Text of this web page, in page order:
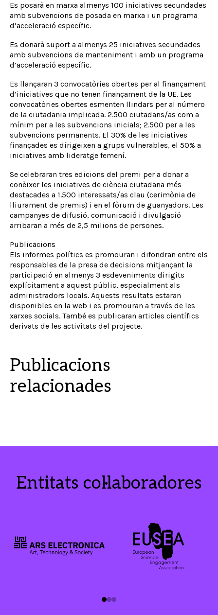
Es posarà en marxa almenys 100 iniciatives secundades
amb subvencions de posada en marxa i un programa
d’acceleració específic.
Es donarà suport a almenys 25 iniciatives secundades
amb subvencions de manteniment i amb un programa
d’acceleració específic.
Es llançaran 3 convocatòries obertes per al finançament
d’iniciatives que no tenen finançament de la UE. Les
convocatòries obertes esmenten llindars per al número
de la ciutadania implicada. 2.500 ciutadans/as com a
mínim per a les subvencions inicials; 2.500 per a les
subvencions permanents. El 30% de les iniciatives
finançades es dirigeixen a grups vulnerables, el 50% a
iniciatives amb lideratge femení.
Se celebraran tres edicions del premi per a donar a
conèixer les iniciatives de ciència ciutadana més
destacades a 1.500 interessats/as clau (cerimònia de
lliurament de premis) i en el fòrum de guanyadors. Les
campanyes de difusió, comunicació i divulgació
arribaran a més de 2,5 milions de persones.
Publicacions
Els informes polítics es promouran i difondran entre els
responsables de la presa de decisions mitjançant la
participació en almenys 3 esdeveniments dirigits
explícitament a aquest públic, especialment als
administradors locals. Aquests resultats estaran
disponibles en la web i es promouran a través de les
xarxes socials. També es publicaran articles científics
derivats de les activitats del projecte.
Publicacions
relacionades
Entitats col·laboradores